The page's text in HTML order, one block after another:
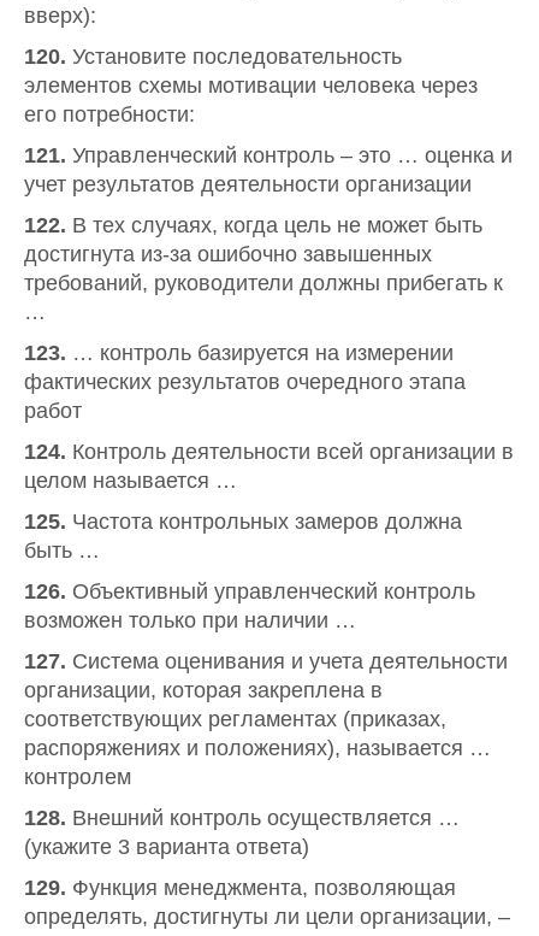
вверх):
120. Установите последовательность
элементов схемы мотивации человека через
его потребности:
121. Управленческий контроль – это … оценка и
учет результатов деятельности организации
122. В тех случаях, когда цель не может быть
достигнута из-за ошибочно завышенных
требований, руководители должны прибегать к
…
123. … контроль базируется на измерении
фактических результатов очередного этапа
работ
124. Контроль деятельности всей организации в
целом называется …
125. Частота контрольных замеров должна
быть …
126. Объективный управленческий контроль
возможен только при наличии …
127. Система оценивания и учета деятельности
организации, которая закреплена в
соответствующих регламентах (приказах,
распоряжениях и положениях), называется …
контролем
128. Внешний контроль осуществляется …
(укажите 3 варианта ответа)
129. Функция менеджмента, позволяющая
определять, достигнуты ли цели организации, –